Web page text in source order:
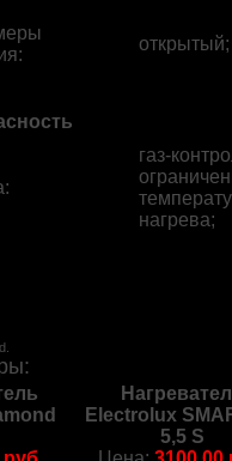
:
открытый;
:
газ-
нагрева;
Electrolux
5,5 S